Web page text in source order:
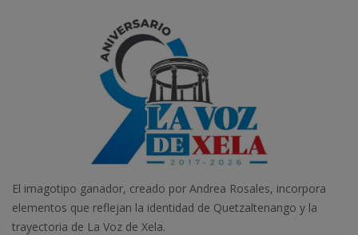
El imagotipo ganador, creado por Andrea Rosales, incorpora
elementos que reflejan la identidad de Quetzaltenango y la
trayectoria de La Voz de Xela.